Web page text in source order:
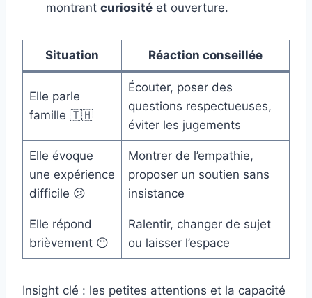
montrant curiosité et ouverture.
Situation Réaction conseillée
Elle parle
famille 🇹🇭
Écouter, poser des
questions respectueuses,
éviter les jugements
Elle évoque
une expérience
difficile 😕
Montrer de l’empathie,
proposer un soutien sans
insistance
Elle répond
brièvement 😶
Ralentir, changer de sujet
ou laisser l’espace
Insight clé : les petites attentions et la capacité